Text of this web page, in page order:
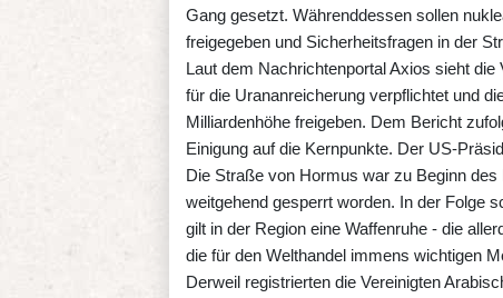
Gang gesetzt. Währenddessen sollen
freigegeben und Sicherheitsfragen in der
Laut dem Nachrichtenportal Axios sieht
für die Urananreicherung verpflichtet und
Milliardenhöhe freigeben. Dem Bericht
Einigung auf die Kernpunkte. Der US-
Die Straße von Hormus war zu Beginn
weitgehend gesperrt worden. In der Folge
gilt in der Region eine Waffenruhe - die
die für den Welthandel immens wichtigen
Derweil registrierten die Vereinigten